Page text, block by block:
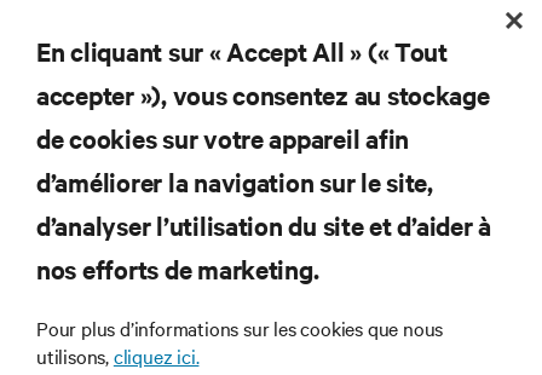
et des infrastructures informatiques critiques.
S’INSCRIRE MAINTENANT
RESSOURCES
SUPPORT
SOCIÉTÉ
En cliquant sur « Accept All » (« Tout
accepter »), vous consentez au stockage
de cookies sur votre appareil afin
d’améliorer la navigation sur le site,
d’analyser l’utilisation du site et d’aider à
nos efforts de marketing.
Pour plus d’informations sur les cookies que nous
utilisons,cliquez ici.